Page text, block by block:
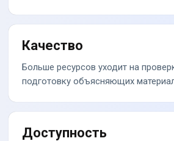
Качество
Больше ресурсов уходит на
подготовку объясняющих
Доступность